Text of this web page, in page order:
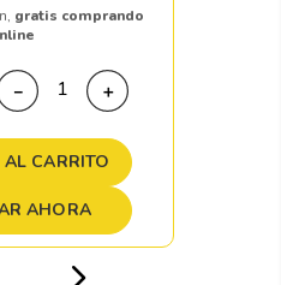
gratis comprando
＋
－
CARRITO
AHORA